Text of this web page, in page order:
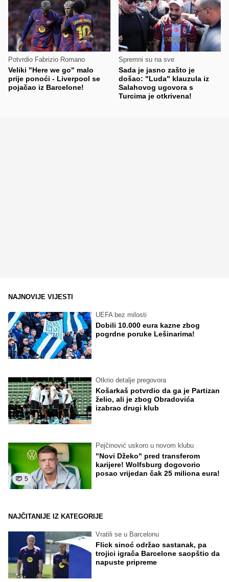
Potvrdio Fabrizio Romano
Veliki "Here we go" malo
prije ponoći - Liverpool se
pojačao iz Barcelone!
Spremni su na sve
Sada je jasno zašto je
došao: "Luda" klauzula iz
Salahovog ugovora s
Turcima je otkrivena!
NAJNOVIJE VIJESTI
UEFA bez milosti
Dobili 10.000 eura kazne zbog
pogrdne poruke Lešinarima!
Otkrio detalje pregovora
Košarkaš potvrdio da ga je Partizan
želio, ali je zbog Obradovića
izabrao drugi klub
5
Pejčinović uskoro u novom klubu
"Novi Džeko" pred transferom
karijere! Wolfsburg dogovorio
posao vrijedan čak 25 miliona eura!
NAJČITANIJE IZ KATEGORIJE
Vratili se u Barcelonu
Flick sinoć održao sastanak, pa
trojici igrača Barcelone saopštio da
napuste pripreme